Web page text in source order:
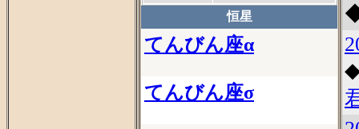
恒星
てんびん座α
てんびん座σ